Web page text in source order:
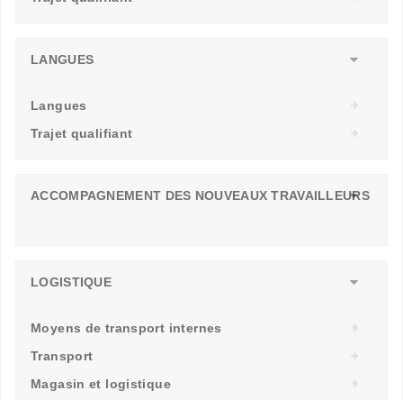
LANGUES
Langues
Trajet qualifiant
ACCOMPAGNEMENT DES NOUVEAUX TRAVAILLEURS
LOGISTIQUE
Moyens de transport internes
Transport
Magasin et logistique